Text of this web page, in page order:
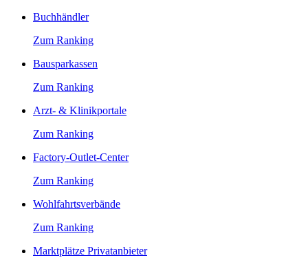
Buchhändler
Zum Ranking
Bausparkassen
Zum Ranking
Arzt- & Klinikportale
Zum Ranking
Factory-Outlet-Center
Zum Ranking
Wohlfahrtsverbände
Zum Ranking
Marktplätze Privatanbieter